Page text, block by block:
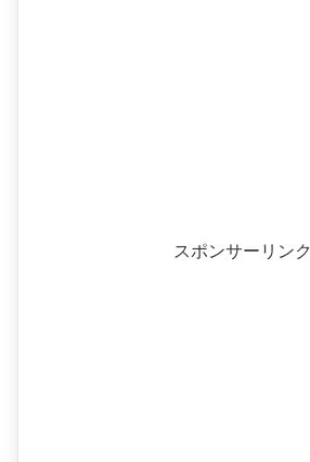
スポンサーリンク